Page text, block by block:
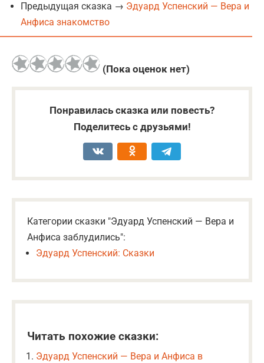
Предыдущая сказка → Эдуард Успенский — Вера и
Анфиса знакомство
(Пока оценок нет)
Понравилась сказка или повесть?
Поделитесь с друзьями!
Категории сказки "Эдуард Успенский — Вера и
Анфиса заблудились":
Эдуард Успенский: Сказки
Читать похожие сказки:
Эдуард Успенский — Вера и Анфиса в